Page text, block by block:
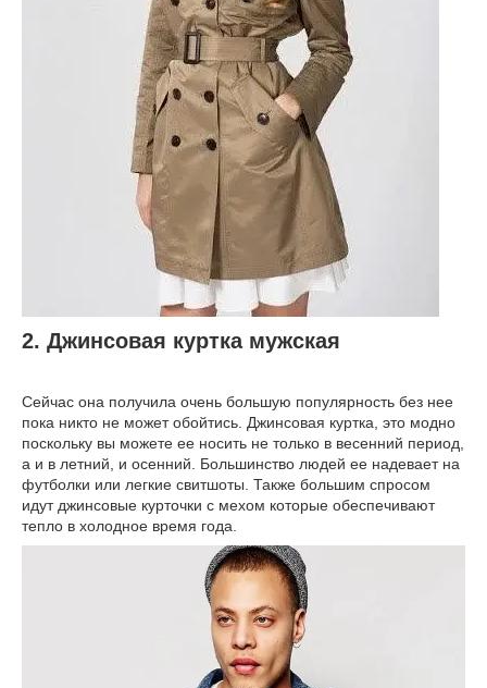
2. Джинсовая куртка мужская
Сейчас она получила очень большую популярность без нее
пока никто не может обойтись. Джинсовая куртка, это модно
поскольку вы можете ее носить не только в весенний период,
а и в летний, и осенний. Большинство людей ее надевает на
футболки или легкие свитшоты. Также большим спросом
идут джинсовые курточки с мехом которые обеспечивают
тепло в холодное время года.